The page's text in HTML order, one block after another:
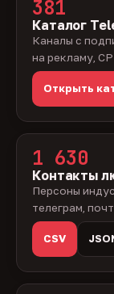
381
Каталог
Каналы с
на рекламу,
Открыть
1 630
Контакты
Персоны
телеграм,
CSV